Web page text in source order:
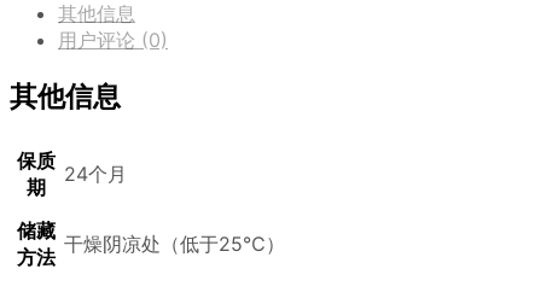
其他信息
用户评论 (0)
其他信息
保质
期
24个月
储藏
方法
干燥阴凉处（低于25℃）